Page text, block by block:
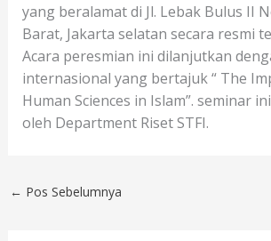
yang beralamat di Jl. Lebak Bulus II
Barat, Jakarta selatan secara resmi
Acara peresmian ini dilanjutkan
internasional yang bertajuk “ The
Human Sciences in Islam”. seminar
oleh Department Riset STFI.
← Pos Sebelumnya